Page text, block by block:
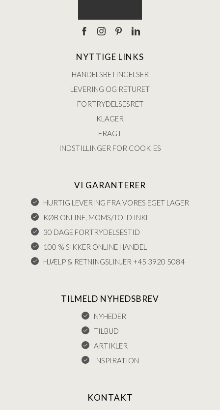
NYTTIGE LINKS
HANDELSBETINGELSER
LEVERING OG RETURET
FORTRYDELSESRET
KLAGER
FRAGT
INDSTILLINGER FOR COOKIES
VI GARANTERER
HURTIG LEVERING FRA VORES EGET LAGER
KØB ONLINE, MOMS/TOLD INKL
30 DAGE FORTRYDELSESTID
100 % SIKKER ONLINE HANDEL
HJÆLP & RETNINGSLINJER +45 3920 5084
TILMELD NYHEDSBREV
NYHEDER
TILBUD
ARTIKLER
INSPIRATION
KONTAKT